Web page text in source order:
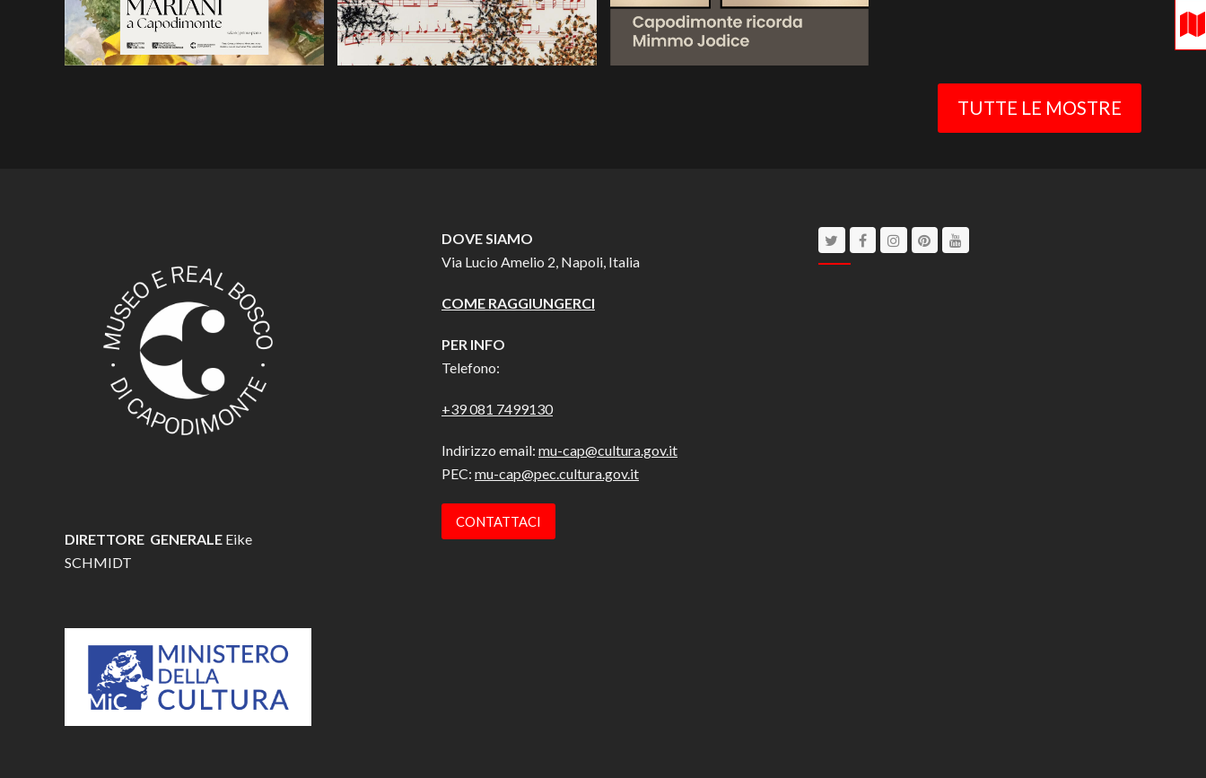
TUTTE LE MOSTRE
DIRETTORE GENERALE Eike
SCHMIDT
DOVE SIAMO
Via Lucio Amelio 2, Napoli, Italia
COME RAGGIUNGERCI
PER INFO
Telefono:
+39 081 7499130
Indirizzo email: mu-cap@cultura.gov.it
PEC: mu-cap@pec.cultura.gov.it
CONTATTACI
TwitterFacebookInstagram
PinterestYoutube